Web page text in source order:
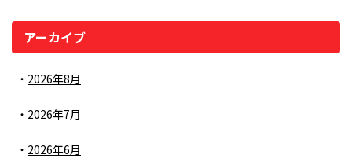
アーカイブ
2026年8月
2026年7月
2026年6月